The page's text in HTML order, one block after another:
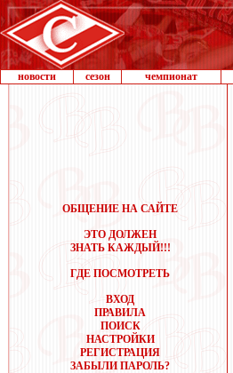
новости сезон чемпионат
ОБЩЕНИЕ НА САЙТЕ
ЭТО ДОЛЖЕН
ЗНАТЬ КАЖДЫЙ!!!
ГДЕ ПОСМОТРЕТЬ
ВХОД
ПРАВИЛА
ПОИСК
НАСТРОЙКИ
РЕГИСТРАЦИЯ
ЗАБЫЛИ ПАРОЛЬ?